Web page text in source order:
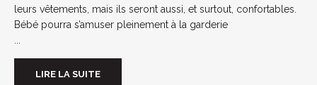
leurs vêtements, mais ils seront aussi, et surtout, confortables.
Bébé pourra s’amuser pleinement à la garderie
LIRE LA SUITE